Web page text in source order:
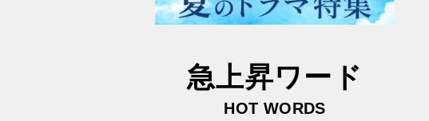
急上昇ワード
HOT WORDS